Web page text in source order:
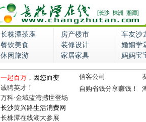
长株潭茶座 房产楼市 车友沙
餐饮美食
装修设计 婚姻学
休闲旅游
家居家具 妈妈宝
一起百万 ，因您而变
诚聘英才！
万科·金域蓝湾撼世登场
长沙黄兴路生活消费网
长株潭在线湖大参展
信客公司
自购省钱分享赚钱！